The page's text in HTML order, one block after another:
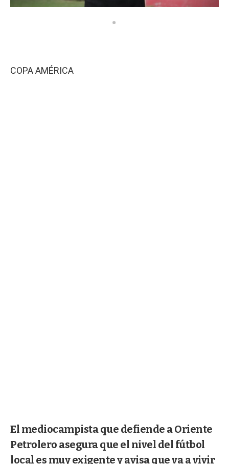
COPA AMÉRICA
El mediocampista que defiende a Oriente
Petrolero asegura que el nivel del fútbol
local es muy exigente y avisa que va a vivir